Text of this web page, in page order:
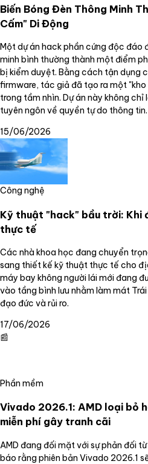
Biến Bóng Đèn Thông Minh
Cấm" Di Động
Một dự án hack phần cứng độc đáo
minh bình thường thành một điểm
bị kiểm duyệt. Bằng cách tận dụng
firmware, tác giả đã tạo ra một
trong tầm nhìn. Dự án này không
tuyên ngôn về quyền tự do thông tin.
15/06/2026
Công nghệ
Kỹ thuật "hack" bầu trời: Khi
thực tế
Các nhà khoa học đang chuyển
sang thiết kế kỹ thuật thực tế cho
máy bay không người lái mới đang
vào tầng bình lưu nhằm làm mát
đạo đức và rủi ro.
17/06/2026
📰
Phần mềm
Vivado 2026.1: AMD loại bỏ
miễn phí gây tranh cãi
AMD đang đối mặt với sự phản đối
báo rằng phiên bản Vivado 2026.1